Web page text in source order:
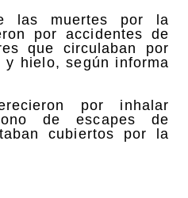
las muertes por la
por accidentes de
que circulaban por
hielo, según informa
por inhalar
de escapes de
cubiertos por la